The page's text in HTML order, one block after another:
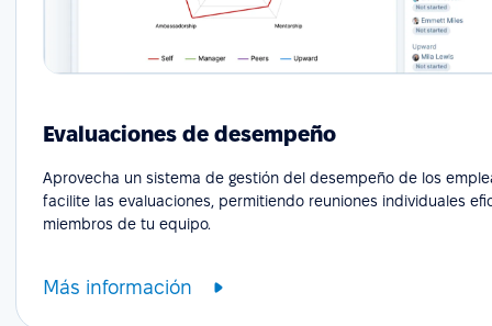
Evaluaciones de desempeño
Aprovecha un sistema de gestión del desempeño de los
facilite las evaluaciones, permitiendo reuniones individuales
miembros de tu equipo.
Más información